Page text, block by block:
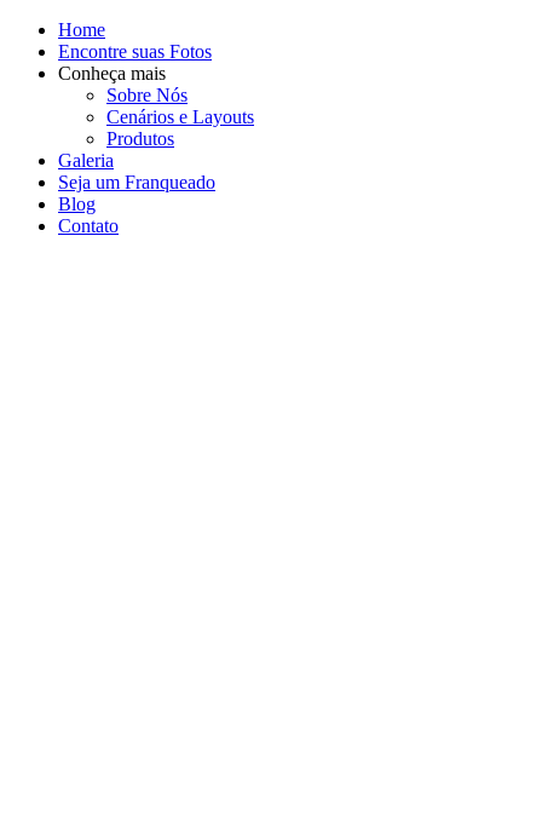
Home
Encontre suas Fotos
Conheça mais
Sobre Nós
Cenários e Layouts
Produtos
Galeria
Seja um Franqueado
Blog
Contato